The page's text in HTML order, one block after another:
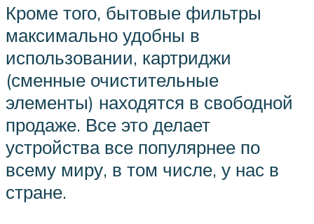
Кроме того, бытовые фильтры
максимально удобны в
использовании, картриджи
(сменные очистительные
элементы) находятся в свободной
продаже. Все это делает
устройства все популярнее по
всему миру, в том числе, у нас в
стране.